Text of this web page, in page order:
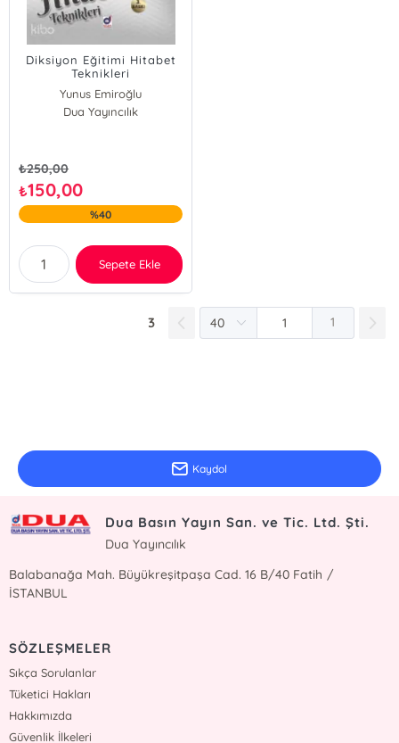
Diksiyon Eğitimi Hitabet
Teknikleri
Yunus Emiroğlu
Dua Yayıncılık
₺250,00
₺150,00
%40
Sepete Ekle
3 1
Kaydol
Dua Basın Yayın San. ve Tic. Ltd. Şti.
Dua Yayıncılık
Balabanağa Mah. Büyükreşitpaşa Cad. 16 B/40 Fatih /
İSTANBUL
SÖZLEŞMELER
Sıkça Sorulanlar
Tüketici Hakları
Hakkımızda
Güvenlik İlkeleri